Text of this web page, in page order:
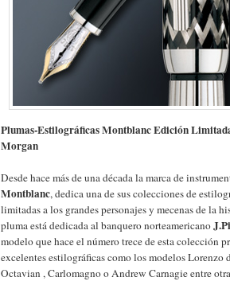
Plumas-Estilográficas Montblanc Edición
Morgan
Desde hace más de una década la marca de
Montblanc, dedica una de sus colecciones de
limitadas a los grandes personajes y mecenas de la
pluma está dedicada al banquero norteamericano
modelo que hace el número trece de esta colección
excelentes estilográficas como los modelos
Octavian , Carlomagno o Andrew Carnagie entre